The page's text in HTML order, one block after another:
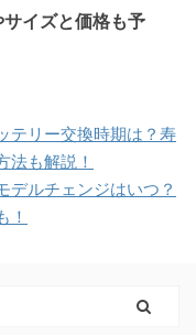
イズと価格も予
テリー交換時期は？寿
法も解説！
デルチェンジはいつ？
！